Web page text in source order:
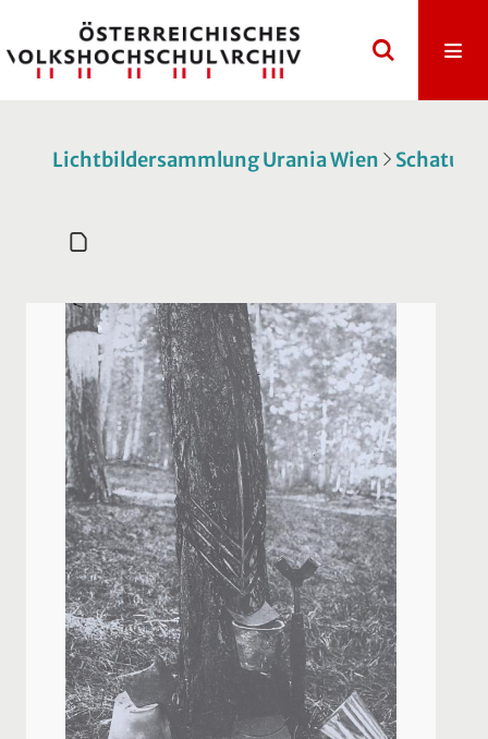
Lichtbildersammlung Urania Wien